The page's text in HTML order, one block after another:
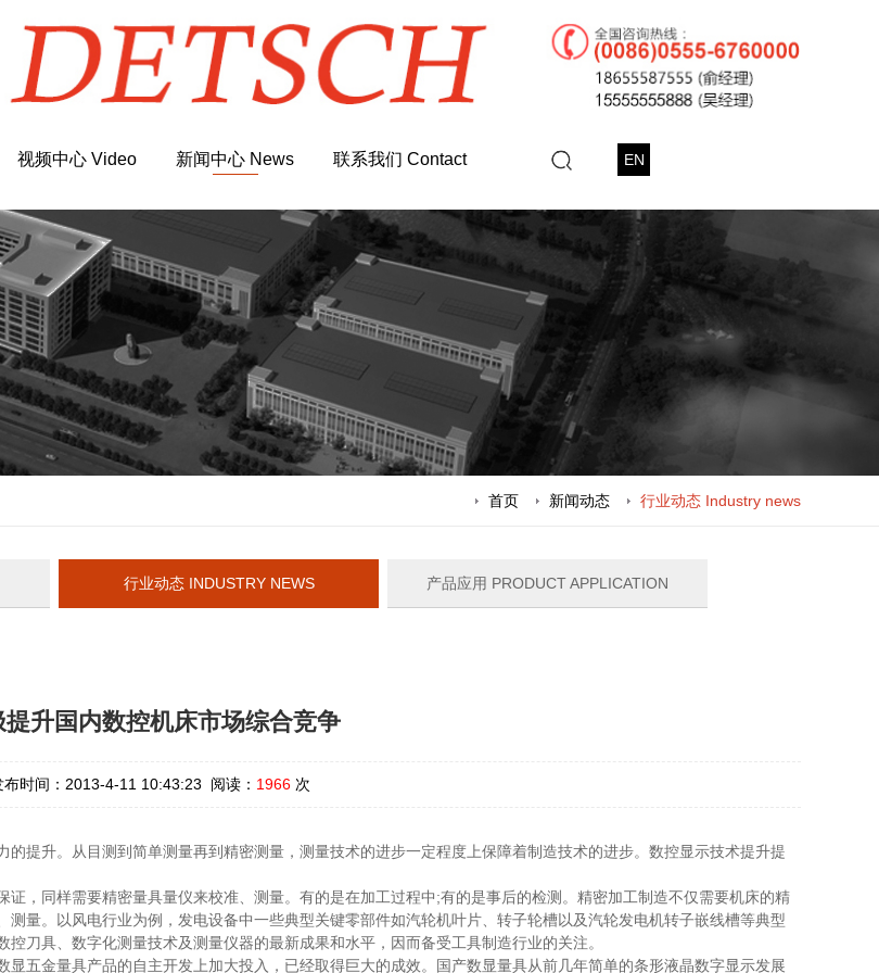
视频中心 Video 新闻中心 News 联系我们 Contact EN
首页 新闻动态 行业动态 Industry news
行业动态 INDUSTRY NEWS 产品应用 PRODUCT APPLICATION
提升国内数控机床市场综合竞争
布时间：2013-4-11 10:43:23 阅读： 1966 次
提升。从目测到简单测量再到精密测量，测量技术的进步一定程度上保障着制造技术的进步。数控显示技术提升提
，同样需要精密量具量仪来校准、测量。有的是在加工过程中;有的是事后的检测。精密加工制造不仅需要机床的精
量。以风电行业为例，发电设备中一些典型关键零部件如汽轮机叶片、转子轮槽以及汽轮发电机转子嵌线槽等典型
刀具、数字化测量技术及测量仪器的最新成果和水平，因而备受工具制造行业的关注。
五金量具产品的自主开发上加大投入，已经取得巨大的成效。国产数显量具从前几年简单的条形液晶数字显示发展